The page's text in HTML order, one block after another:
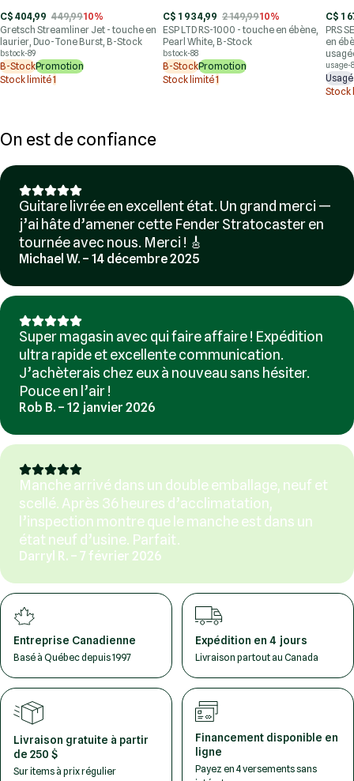
C$ 404,99 449,9910%
Gretsch Streamliner Jet - touche en
laurier, Duo-Tone Burst, B-Stock
bstock-89
B-StockPromotion
Stock limité1
C$ 1 934,99 2 149,9910%
ESP LTD RS-1000 - touche en ébène,
Pearl White, B-Stock
bstock-88
B-StockPromotion
Stock limité1
C$ 1
PRS
en
usage-
Usagé
Stock
On est de confiance
Guitare livrée en excellent état. Un grand merci —
j’ai hâte d’amener cette Fender Stratocaster en
tournée avec nous. Merci ! 🎸
Michael W. – 14 décembre 2025
Super magasin avec qui faire affaire ! Expédition
ultra rapide et excellente communication.
J’achèterais chez eux à nouveau sans hésiter.
Pouce en l’air !
Rob B. – 12 janvier 2026
Manche arrivé dans un double emballage, neuf et
scellé. Après 36 heures d’acclimatation,
l’inspection montre que le manche est dans un
état neuf d’usine. Parfait.
Darryl R. – 7 février 2026
Entreprise Canadienne
Basé à Québec depuis 1997
Expédition en 4 jours
Livraison partout au Canada
Livraison gratuite à partir
de 250 $
Sur items à prix régulier
Financement disponible en
ligne
Payez en 4 versements sans